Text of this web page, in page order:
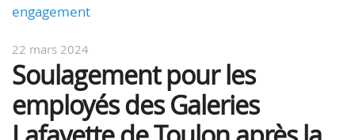
engagement
22 mars 2024
Soulagement pour les
employés des Galeries